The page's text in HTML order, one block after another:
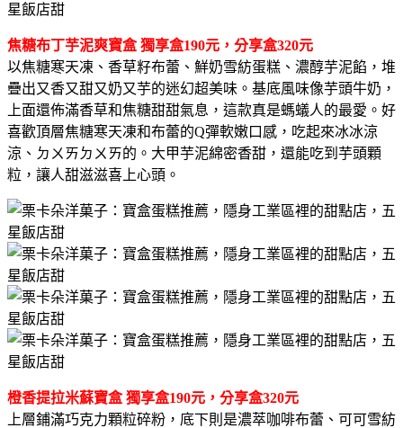
焦糖布丁芋泥爽寶盒 獨享盒190元，分享盒320元
以焦糖寒天凍、香草籽布蕾、鮮奶雪紡蛋糕、濃醇芋泥餡，堆
疊出又香又甜又奶又芋的迷幻超美味。基底風味像芋頭牛奶，
上面還佈滿香草和焦糖甜甜氣息，這款真是螞蟻人的最愛。好
喜歡頂層焦糖寒天凍和布蕾的Q彈軟嫩口感，吃起來冰冰涼
涼、ㄉㄨㄞㄉㄨㄞ的。大甲芋泥綿密香甜，還能吃到芋頭顆
粒，讓人甜滋滋喜上心頭。
橙香提拉米蘇寶盒 獨享盒190元，分享盒320元
上層鋪滿巧克力顆粒碎粉，底下則是濃萃咖啡布蕾、可可雪紡